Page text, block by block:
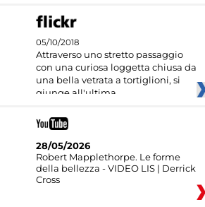
05/10/2018
Attraverso uno stretto passaggio
con una curiosa loggetta chiusa da
una bella vetrata a tortiglioni, si
giunge all'ultima
28/05/2026
Robert Mapplethorpe. Le forme
della bellezza - VIDEO LIS | Derrick
Cross